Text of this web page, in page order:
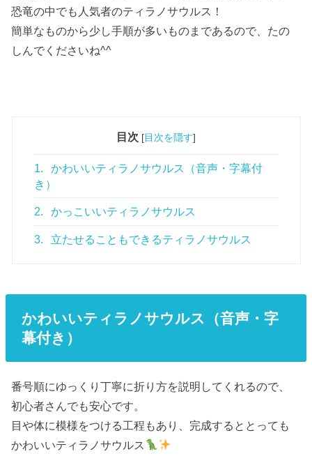
恐竜の中でも人気者のティラノサウルス！
簡単なものから少し手順が多いものまであるので、たの
しんでくださいね^^
目次 [目次を隠す]
1.
かわいいティラノサウルス（音声・字幕付
き）
2. かっこいいティラノサウルス
3. 立たせることもできるティラノサウルス
かわいいティラノサウルス（音声・字
幕付き）
番号順にゆっくり丁寧に折り方を説明してくれるので、
初心者さんでも安心です。
目や体に模様をつける工程もあり、完成するととっても
かわいいティラノサウルス